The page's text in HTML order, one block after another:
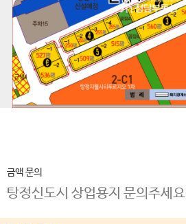
금액 문의
탕정신도시 상업용지 문의주세요